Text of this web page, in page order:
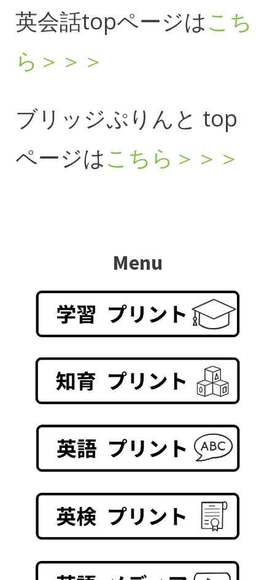
英会話topページはこち
ら＞＞＞
ブリッジぷりんと top
ページはこちら＞＞＞
Menu